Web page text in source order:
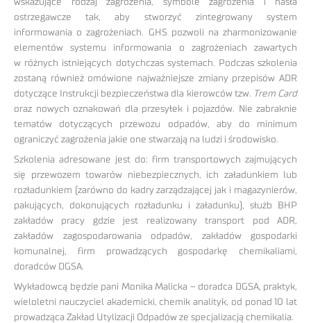
wskazujące rodzaj zagrożenia, symbole zagrożenia i hasła
ostrzegawcze tak, aby stworzyć zintegrowany system
informowania o zagrożeniach. GHS pozwoli na zharmonizowanie
elementów systemu informowania o zagrożeniach zawartych
w różnych istniejących dotychczas systemach. Podczas szkolenia
zostaną również omówione najważniejsze zmiany przepisów ADR
dotyczące Instrukcji bezpieczeństwa dla kierowców tzw. Trem Card
oraz nowych oznakowań dla przesyłek i pojazdów. Nie zabraknie
tematów dotyczących przewozu odpadów, aby do minimum
ograniczyć zagrożenia jakie one stwarzają na ludzi i środowisko.
Szkolenia adresowane jest do: firm transportowych zajmujących
się przewozem towarów niebezpiecznych, ich załadunkiem lub
rozładunkiem (zarówno do kadry zarządzającej jak i magazynierów,
pakujących, dokonujących rozładunku i załadunku), służb BHP
zakładów pracy gdzie jest realizowany transport pod ADR,
zakładów zagospodarowania odpadów, zakładów gospodarki
komunalnej, firm prowadzących gospodarkę chemikaliami,
doradców DGSA.
Wykładowcą będzie pani Monika Malicka – doradca DGSA, praktyk,
wieloletni nauczyciel akademicki, chemik analityk, od ponad 10 lat
prowadząca Zakład Utylizacji Odpadów ze specjalizacją chemikalia.